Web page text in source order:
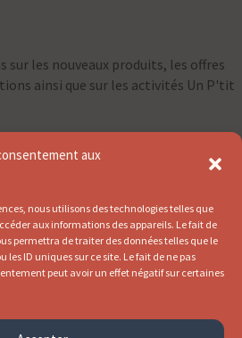
aux
nous utilisons des technologies telles que
aux informations des appareils. Le fait de
permettra de traiter des données telles que le
ID uniques sur ce site. Le fait de ne pas
peut avoir un effet négatif sur certaines
sur les nouveaux produits, les offres
ainsi que sur les activités Un P'tit